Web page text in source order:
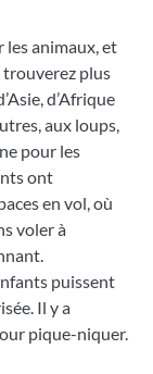
les animaux, et
trouverez plus
d’Afrique
aux loups,
pour les
ont
en vol, où
voler à
puissent
Il y a
pique-niquer.